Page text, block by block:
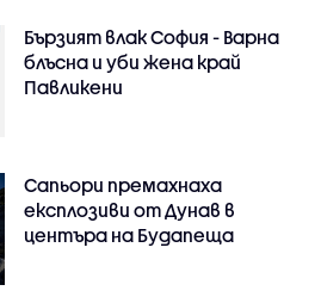
Бързият влак София - Варна
блъсна и уби жена край
Павликени
Сапьори премахнаха
експлозиви от Дунав в
центъра на Будапеща